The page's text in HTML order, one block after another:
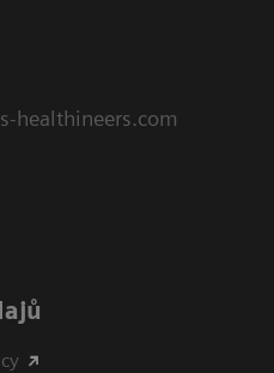
healthineers.com